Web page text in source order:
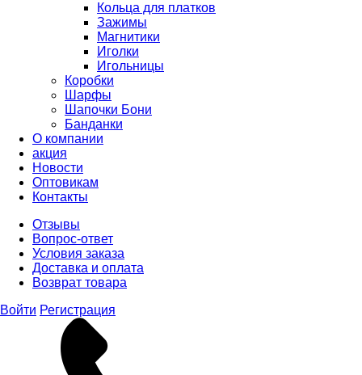
Кольца для платков
Зажимы
Магнитики
Иголки
Игольницы
Коробки
Шарфы
Шапочки Бони
Банданки
О компании
акция
Новости
Оптовикам
Контакты
Отзывы
Вопрос-ответ
Условия заказа
Доставка и оплата
Возврат товара
Войти Регистрация